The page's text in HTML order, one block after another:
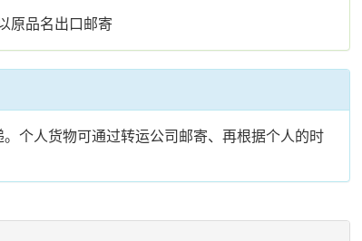
原品名出口邮寄
个人货物可通过转运公司邮寄、再根据个人的时